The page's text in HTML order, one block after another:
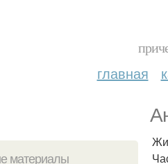
главная
материалы